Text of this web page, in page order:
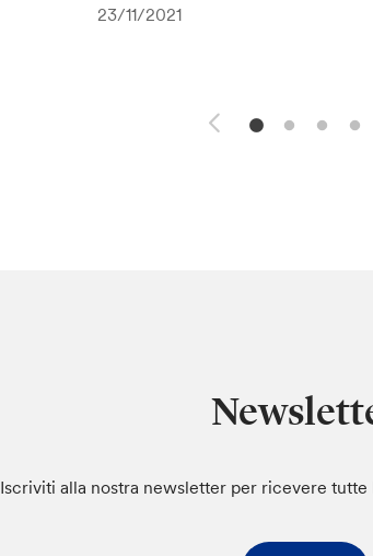
23/11/2021
Iscriviti alla nostra newsletter per ricevere